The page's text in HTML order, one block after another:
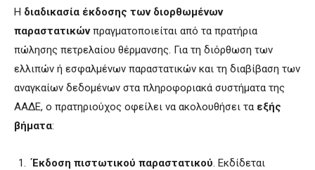
Η διαδικασία έκδοσης των διορθωμένων
παραστατικώνπραγματοποιείται από τα πρατήρια
πώλησης πετρελαίου θέρμανσης. Για τη διόρθωση των
ελλιπών ή εσφαλμένων παραστατικών και τη διαβίβαση των
αναγκαίων δεδομένων στα πληροφοριακά συστήματα της
ΑΑΔΕ, ο πρατηριούχος οφείλει να ακολουθήσει τα εξής
βήματα:
Έκδοση πιστωτικού παραστατικού. Εκδίδεται